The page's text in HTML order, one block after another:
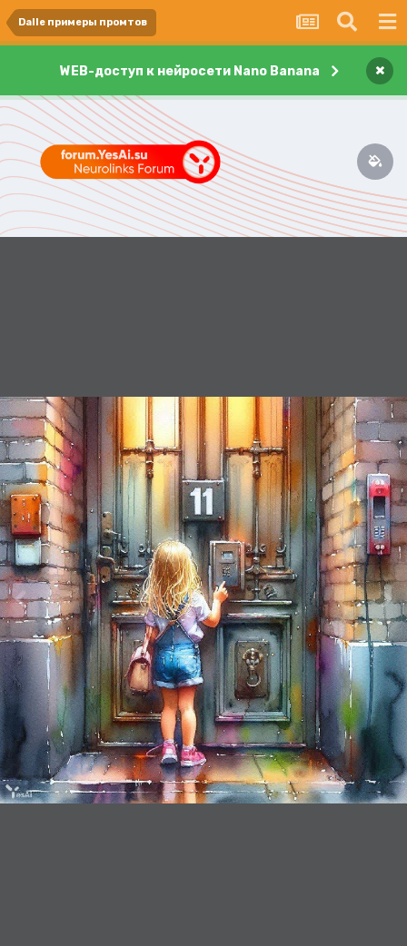
Dalle примеры промтов
WEB-доступ к нейросети Nano Banana ×